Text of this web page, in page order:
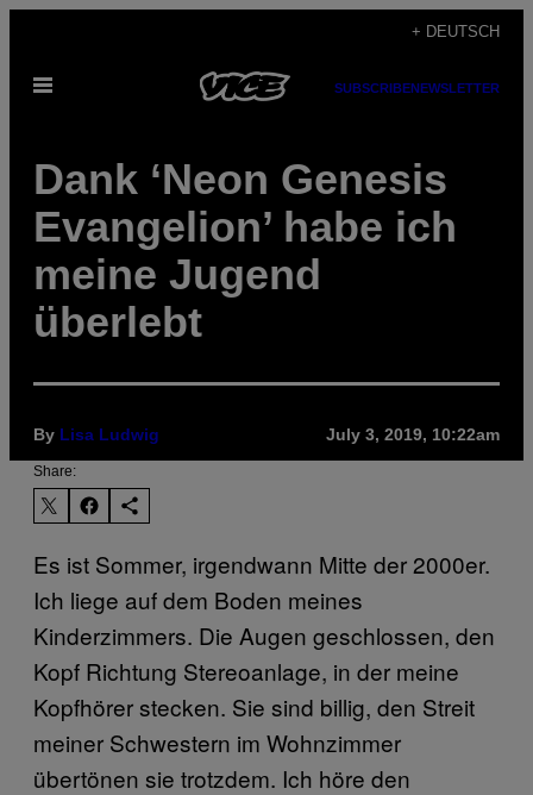
content
+ DEUTSCH
Open
SUBSCRIBENEWSLETTER
Dank ‘Neon Genesis
Evangelion’ habe ich
meine Jugend
überlebt
By Lisa Ludwig July 3, 2019, 10:22am
Share:
Es ist Sommer, irgendwann Mitte der 2000er.
Ich liege auf dem Boden meines
Kinderzimmers. Die Augen geschlossen, den
Kopf Richtung Stereoanlage, in der meine
Kopfhörer stecken. Sie sind billig, den Streit
meiner Schwestern im Wohnzimmer
übertönen sie trotzdem. Ich höre den